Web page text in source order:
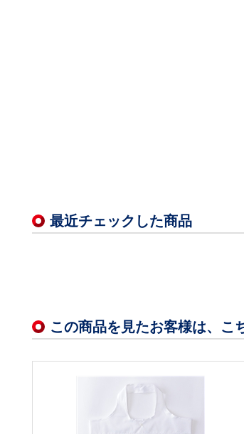
最近チェックした商品
この商品を見たお客様は、こ